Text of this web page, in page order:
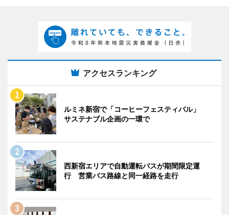
アクセスランキング
ルミネ新宿で「コーヒーフェスティバル」
サステナブル企画の一環で
西新宿エリアで自動運転バスが期間限定運
行 営業バス路線と同一経路を走行